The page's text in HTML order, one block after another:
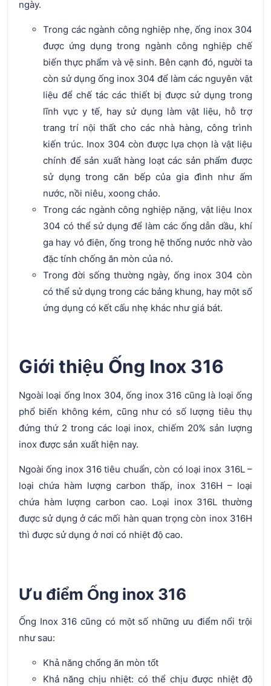
ngày.
Trong các ngành công nghiệp nhẹ, ống inox 304
được ứng dụng trong ngành công nghiệp chế
biến thực phẩm và vệ sinh. Bên cạnh đó, người ta
còn sử dụng ống inox 304 để làm các nguyên vật
liệu để chế tác các thiết bị được sử dụng trong
lĩnh vực y tế, hay sử dụng làm vật liệu, hỗ trợ
trang trí nội thất cho các nhà hàng, công trình
kiến trúc. Inox 304 còn được lựa chọn là vật liệu
chính để sản xuất hàng loạt các sản phẩm được
sử dụng trong căn bếp của gia đình như ấm
nước, nồi niêu, xoong chảo.
Trong các ngành công nghiệp nặng, vật liệu Inox
304 có thể sử dụng để làm các ống dẫn dầu, khí
ga hay vỏ điện, ống trong hệ thống nước nhờ vào
đặc tính chống ăn mòn của nó.
Trong đời sống thường ngày, ống inox 304 còn
có thể sử dụng trong các bảng khung, hay một số
ứng dụng có kết cấu nhẹ khác như giá bát.
Giới thiệu Ống Inox 316
Ngoài loại ống Inox 304, ống inox 316 cũng là loại ống
phổ biến không kém, cũng như có số lượng tiêu thụ
đứng thứ 2 trong các loại inox, chiếm 20% sản lượng
inox được sản xuất hiện nay.
Ngoài ống inox 316 tiêu chuẩn, còn có loại inox 316L –
loại chứa hàm lượng carbon thấp, inox 316H – loại
chứa hàm lượng carbon cao. Loại inox 316L thường
được sử dụng ở các mối hàn quan trọng còn inox 316H
thì được sử dụng ở nơi có nhiệt độ cao.
Ưu điểm Ống inox 316
Ống Inox 316 cũng có một số những ưu điểm nổi trội
như sau:
Khả năng chống ăn mòn tốt
Khả năng chịu nhiệt: có thể chịu được nhiệt độ